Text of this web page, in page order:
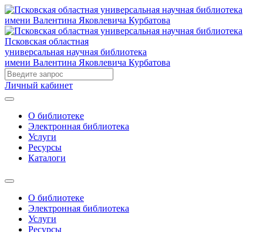
Псковская областная
универсальная научная библиотека
имени Валентина Яковлевича Курбатова
Личный кабинет
О библиотеке
Электронная библиотека
Услуги
Ресурсы
Каталоги
О библиотеке
Электронная библиотека
Услуги
Ресурсы